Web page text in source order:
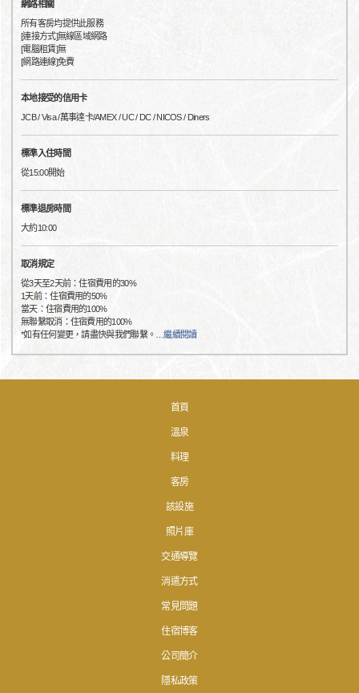
網路相關
所有客房均提供此服務
[連接方式]無線區域網路
[電腦租賃]無
[網路連線]免費
本地接受的信用卡
JCB / Visa /萬事達卡/AMEX / UC / DC / NICOS / Diners
標準入住時間
從15:00開始
標準退房時間
大約10:00
取消規定
從3天至2天前：住宿費用的30%
1天前：住宿費用的50%
當天：住宿費用的100%
無聯繫取消：住宿費用的100%
*如有任何變更，請盡快與我們聯繫。
…繼續閱讀
首頁
溫泉
料理
客房
該設施
照片庫
交通導覽
消遣方式
常見問題
住宿博客
公司簡介
隱私政策